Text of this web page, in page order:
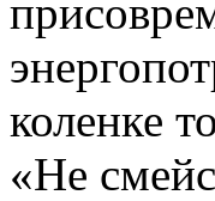
коленке
«Не